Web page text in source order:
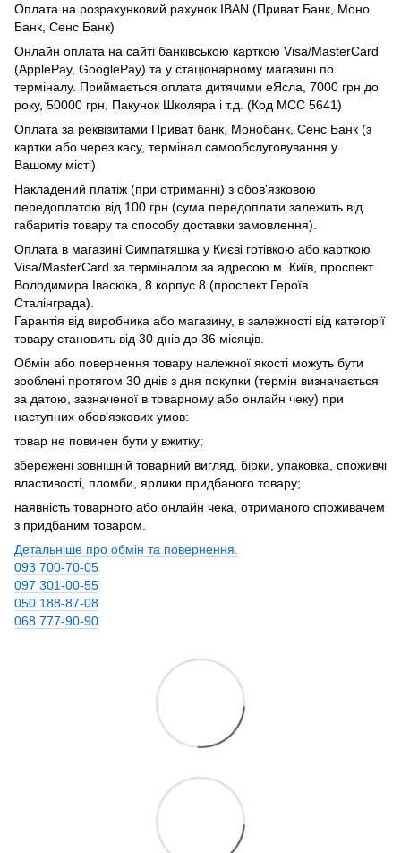
Оплата на розрахунковий рахунок IBAN (Приват Банк, Моно
Банк, Сенс Банк)
Онлайн оплата на сайті банківською карткою Visa/MasterCard
(ApplePay, GooglePay) та у стаціонарному магазині по
терміналу. Приймається оплата дитячими еЯсла, 7000 грн до
року, 50000 грн, Пакунок Школяра і т.д. (Код МСС 5641)
Оплата за реквізитами Приват банк, Монобанк, Сенс Банк (з
картки або через касу, термінал самообслуговування у
Вашому місті)
Накладений платіж (при отриманні) з обов'язковою
передоплатою від 100 грн (сума передоплати залежить від
габаритів товару та способу доставки замовлення).
Оплата в магазині Симпатяшка у Києві готівкою або карткою
Visa/MasterCard за терміналом за адресою м. Київ, проспект
Володимира Івасюка, 8 корпус 8 (проспект Героїв
Сталінграда).
Гарантія від виробника або магазину, в залежності від категорії
товару становить від 30 днів до 36 місяців.
Обмін або повернення товару належної якості можуть бути
зроблені протягом 30 днів з дня покупки (термін визначається
за датою, зазначеної в товарному або онлайн чеку) при
наступних обов'язкових умов:
товар не повинен бути у вжитку;
збережені зовнішній товарний вигляд, бірки, упаковка, споживчі
властивості, пломби, ярлики придбаного товару;
наявність товарного або онлайн чека, отриманого споживачем
з придбаним товаром.
Детальніше про обмін та повернення.
093 700-70-05
097 301-00-55
050 188-87-08
068 777-90-90